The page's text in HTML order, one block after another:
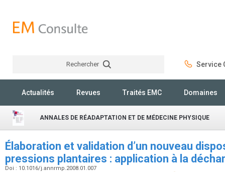
Rechercher Service
Actualités Revues Traités EMC Domaines
ANNALES DE RÉADAPTATION ET DE MÉDECINE PHYSIQUE
Élaboration et validation d’un nouveau
pressions plantaires : application à la
Doi : 10.1016/j.annrmp.2008.01.007